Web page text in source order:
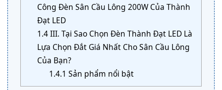
Công Đèn Sân Cầu Lông 200W Của Thành
Đạt LED
1.4III. Tại Sao Chọn Đèn Thành Đạt LED Là
Lựa Chọn Đắt Giá Nhất Cho Sân Cầu Lông
Của Bạn?
1.4.1 Sản phẩm nổi bật